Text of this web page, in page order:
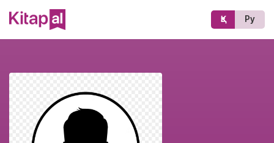
Қз Ру